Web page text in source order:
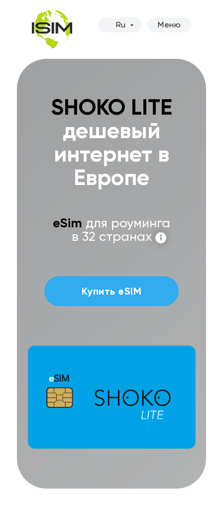
SHOKO LITE
дешевый
интернет в
Европе
eSim для роуминга
в 32 странах
Купить eSIM
Ru Меню